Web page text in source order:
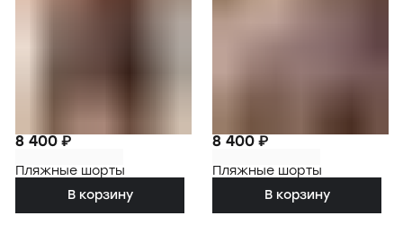
8 400 ₽
Пляжные шорты
В корзину
8 400 ₽
Пляжные шорты
В корзину